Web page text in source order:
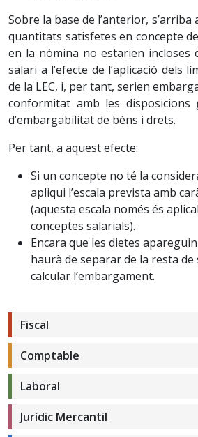
Sobre la base de l’anterior, s’arriba
quantitats satisfetes en concepte
en la nòmina no estarien incloses
salari a l’efecte de l’aplicació dels
de la LEC, i, per tant, serien
conformitat amb les disposicions
d’embargabilitat de béns i drets.
Per tant, a aquest efecte:
Si un concepte no té la
apliqui l’escala prevista amb
(aquesta escala només és
conceptes salarials).
Encara que les dietes
haurà de separar de la resta de
calcular l’embargament.
Fiscal
Comptable
Laboral
Jurídic Mercantil